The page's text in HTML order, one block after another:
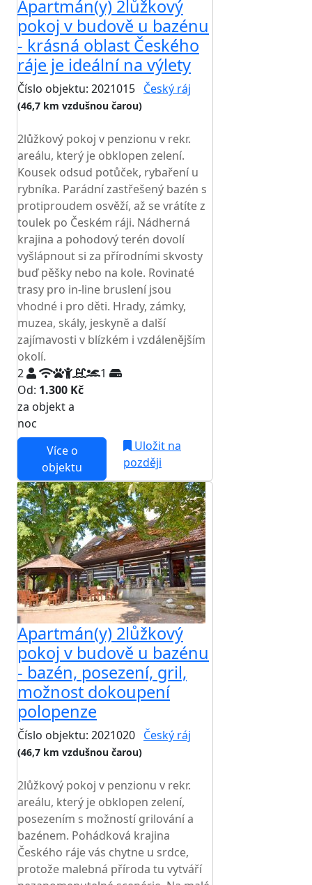
Apartmán(y) 2lůžkový
pokoj v budově u bazénu
- krásná oblast Českého
ráje je ideální na výlety
Číslo objektu: 2021015 Český ráj
(46,7 km vzdušnou čarou)
2lůžkový pokoj v penzionu v rekr.
areálu, který je obklopen zelení.
Kousek odsud potůček, rybaření u
rybníka. Parádní zastřešený bazén s
protiproudem osvěží, až se vrátíte z
toulek po Českém ráji. Nádherná
krajina a pohodový terén dovolí
vyšlápnout si za přírodními skvosty
buď pěšky nebo na kole. Rovinaté
trasy pro in-line bruslení jsou
vhodné i pro děti. Hrady, zámky,
muzea, skály, jeskyně a další
zajímavosti v blízkém i vzdálenějším
okolí.
2
1
Od: 1.300 Kč
za objekt a
noc
Více o
objektu
Uložit na
později
Apartmán(y) 2lůžkový
pokoj v budově u bazénu
- bazén, posezení, gril,
možnost dokoupení
polopenze
Číslo objektu: 2021020 Český ráj
(46,7 km vzdušnou čarou)
2lůžkový pokoj v penzionu v rekr.
areálu, který je obklopen zelení,
posezením s možností grilování a
bazénem. Pohádková krajina
Českého ráje vás chytne u srdce,
protože malebná příroda tu vytváří